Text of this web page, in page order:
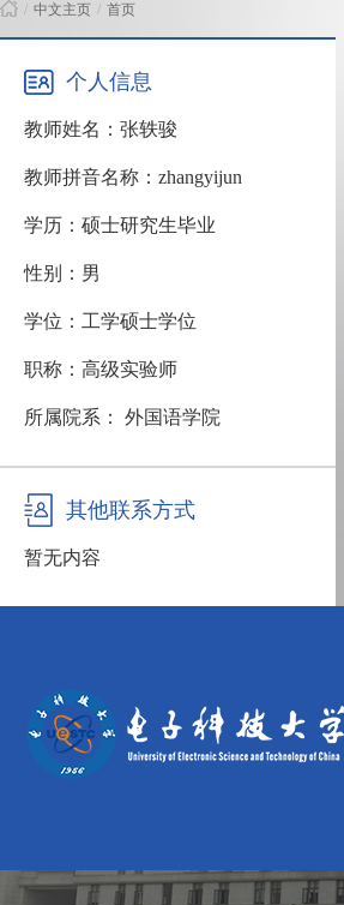
/ 中文主页 / 首页
个人信息
教师姓名：张轶骏
教师拼音名称：zhangyijun
学历：硕士研究生毕业
性别：男
学位：工学硕士学位
职称：高级实验师
所属院系： 外国语学院
其他联系方式
暂无内容